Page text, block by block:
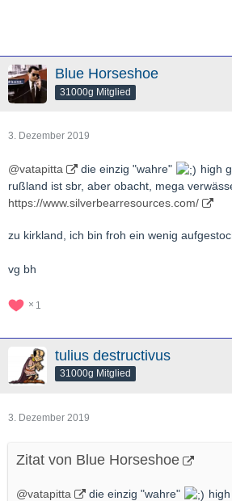
Blue Horseshoe
31000g Mitglied
3. Dezember 2019
@vatapitta die einzig "wahre"
high
rußland ist sbr, aber obacht, mega
https://www.silverbearresources.com/
zu kirkland, ich bin froh ein wenig
vg bh
1
tulius destructivus
31000g Mitglied
3. Dezember 2019
Zitat von Blue Horseshoe
@vatapitta die einzig "wahre"